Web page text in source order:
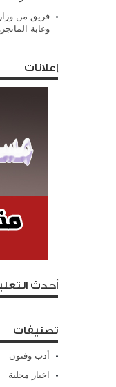
فريق من
وغابة
إعلانات
أحدث
تصنيفات
أدب وفنون
اخبار محلية